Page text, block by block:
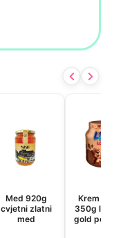
Med 920g
cvjetni zlatni
med
Krem
350g lino
gold